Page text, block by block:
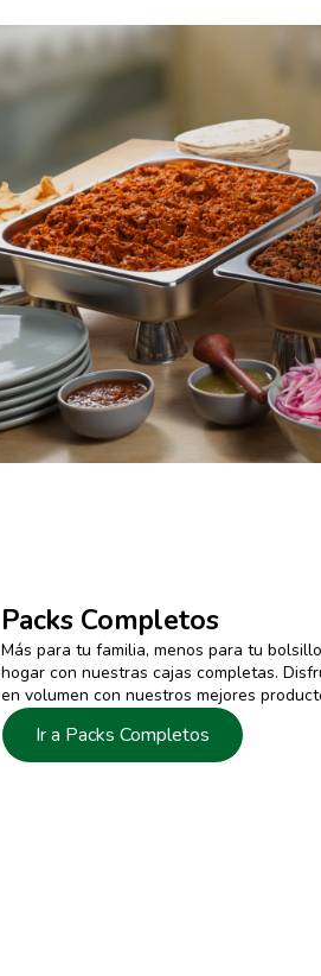
Packs Completos
Más para tu familia, menos para tu
hogar con nuestras cajas completas.
en volumen con nuestros mejores
Ir a Packs Completos